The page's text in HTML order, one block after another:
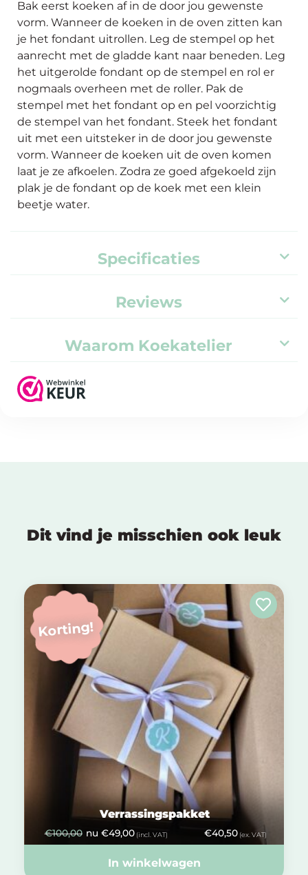
Bak eerst koeken af in de door jou gewenste
vorm. Wanneer de koeken in de oven zitten kan
je het fondant uitrollen. Leg de stempel op het
aanrecht met de gladde kant naar beneden. Leg
het uitgerolde fondant op de stempel en rol er
nogmaals overheen met de roller. Pak de
stempel met het fondant op en pel voorzichtig
de stempel van het fondant. Steek het fondant
uit met een uitsteker in de door jou gewenste
vorm. Wanneer de koeken uit de oven komen
laat je ze afkoelen. Zodra ze goed afgekoeld zijn
plak je de fondant op de koek met een klein
beetje water.
Specificaties
Reviews
Waarom Koekatelier
Dit vind je misschien ook leuk
Korting!
Verrassingspakket
€100,00 nu €49,00(incl. VAT) €40,50 (ex. VAT)
In winkelwagen